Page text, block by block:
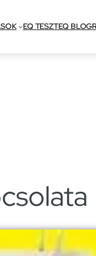
EQ TESZTEQ BLOG